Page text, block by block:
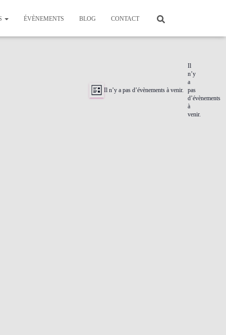
ÉVÈNEMENTS BLOG CONTACT
Il
n’y
a
pas
d’évènements
à
venir.
Il n’y a pas d’évènements à venir.
Navigation
Navigation
LISTE